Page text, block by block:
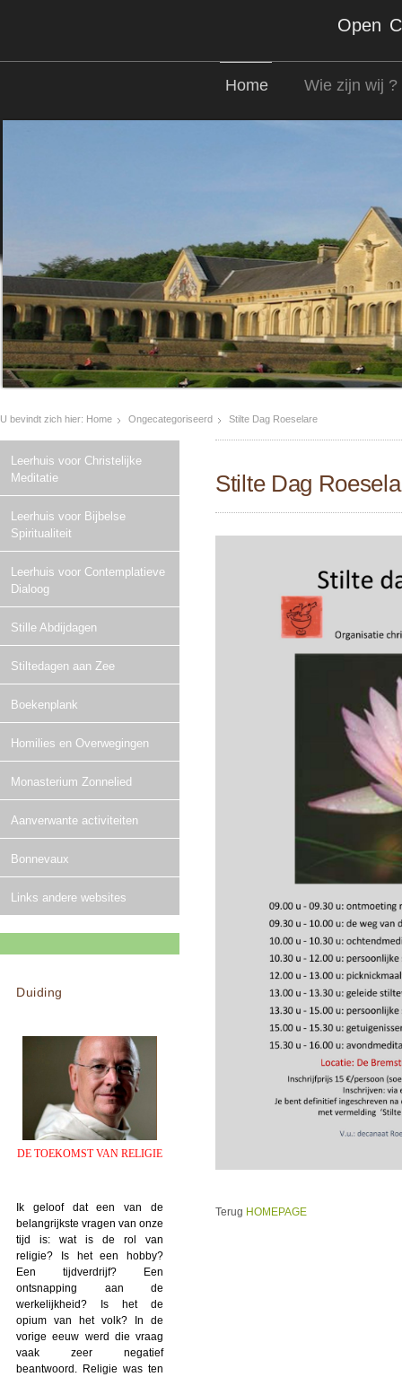
Open
Home Wie zijn wij ?
U bevindt zich hier: Home Ongecategoriseerd Stilte Dag Roeselare
Leerhuis voor Christelijke
Meditatie
Leerhuis voor Bijbelse
Spiritualiteit
Leerhuis voor Contemplatieve
Dialoog
Stille Abdijdagen
Stiltedagen aan Zee
Boekenplank
Homilies en Overwegingen
Monasterium Zonnelied
Aanverwante activiteiten
Bonnevaux
Links andere websites
Duiding
DE TOEKOMST VAN RELIGIE
Ik geloof dat een van de
belangrijkste vragen van onze
tijd is: wat is de rol van
religie? Is het een hobby?
Een tijdverdrijf? Een
ontsnapping aan de
werkelijkheid? Is het de
opium van het volk? In de
vorige eeuw werd die vraag
vaak zeer negatief
beantwoord. Religie was ten
Stilte Dag
Terug HOMEPAGE